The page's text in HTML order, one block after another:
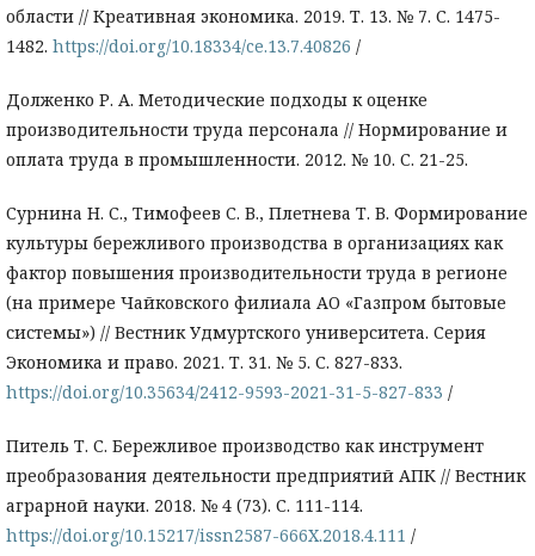
области // Креативная экономика. 2019. Т. 13. № 7. С. 1475-
1482. https://doi.org/10.18334/ce.13.7.40826 /
Долженко Р. А. Методические подходы к оценке
производительности труда персонала // Нормирование и
оплата труда в промышленности. 2012. № 10. С. 21-25.
Сурнина Н. С., Тимофеев С. В., Плетнева Т. В. Формирование
культуры бережливого производства в организациях как
фактор повышения производительности труда в регионе
(на примере Чайковского филиала АО «Газпром бытовые
системы») // Вестник Удмуртского университета. Серия
Экономика и право. 2021. Т. 31. № 5. С. 827-833.
https://doi.org/10.35634/2412-9593-2021-31-5-827-833 /
Питель Т. С. Бережливое производство как инструмент
преобразования деятельности предприятий АПК // Вестник
аграрной науки. 2018. № 4 (73). С. 111-114.
https://doi.org/10.15217/issn2587-666X.2018.4.111 /